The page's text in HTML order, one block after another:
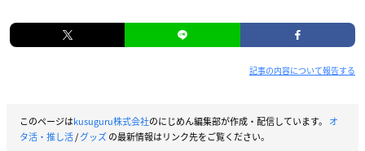
記事の内容について報告する
このページはkusuguru株式会社のにじめん編集部が作成・配信しています。 オ
タ活・推し活/グッズの最新情報はリンク先をご覧ください。